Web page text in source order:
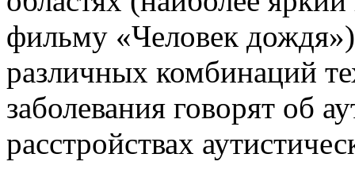
фильму «Человек
различных комбинаций
заболевания говорят об
расстройствах